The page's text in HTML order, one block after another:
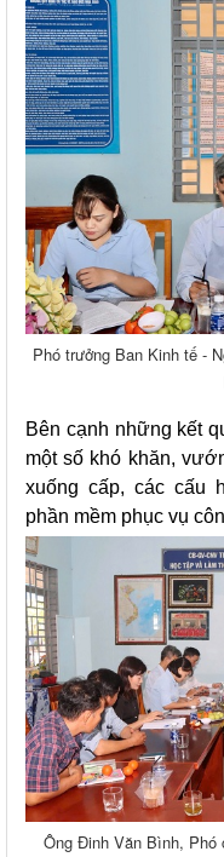
Phó trưởng Ban Kinh tế -
Bên cạnh những kết
một số khó khăn,
xuống cấp, các cấu
phần mềm phục vụ
Ông Đinh Văn Bình, Phó